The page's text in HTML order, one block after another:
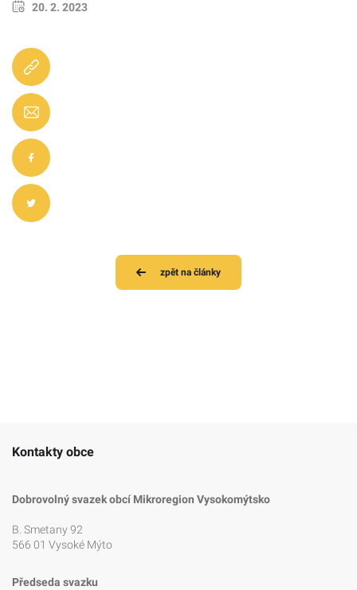
20. 2. 2023
zpět na články
Kontakty obce
Dobrovolný svazek obcí Mikroregion Vysokomýtsko
B. Smetany 92
566 01 Vysoké Mýto
Předseda svazku